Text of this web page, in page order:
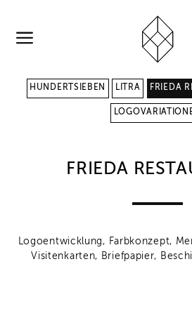
HUNDERTSIEBEN LITRA FRIEDA
FRIEDA
Logoentwicklung, Farbkonzept,
Visitenkarten, Briefpapier,